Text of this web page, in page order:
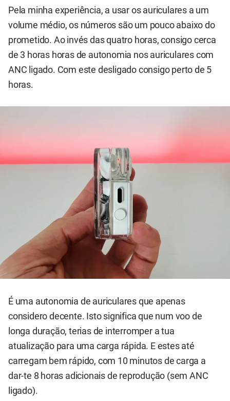
Pela minha experiência, a usar os auriculares a um
volume médio, os números são um pouco abaixo do
prometido. Ao invés das quatro horas, consigo cerca
de 3 horas horas de autonomia nos auriculares com
ANC ligado. Com este desligado consigo perto de 5
horas.
É uma autonomia de auriculares que apenas
considero decente. Isto significa que num voo de
longa duração, terias de interromper a tua
atualização para uma carga rápida. E estes até
carregam bem rápido, com 10 minutos de carga a
dar-te 8 horas adicionais de reprodução (sem ANC
ligado).